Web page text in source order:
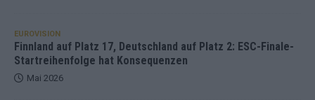
EUROVISION
Finnland auf Platz 17, Deutschland auf Platz 2: ESC-Finale-
Startreihenfolge hat Konsequenzen
Mai 2026